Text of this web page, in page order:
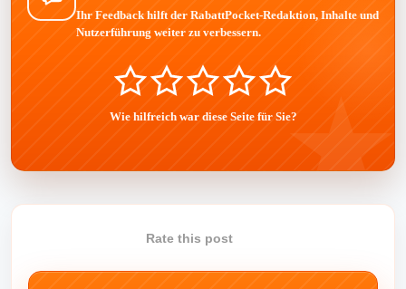
Ihr Feedback hilft der RabattPocket-Redaktion, Inhalte und
Nutzerführung weiter zu verbessern.
Wie hilfreich war diese Seite für Sie?
Rate this post